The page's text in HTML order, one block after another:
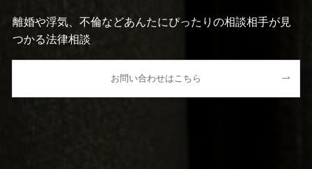
離婚や浮気、不倫などあんたにぴったりの相談相手が見
つかる法律相談
お問い合わせはこちら